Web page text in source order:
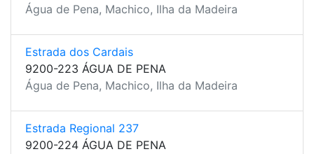
Água de Pena, Machico, Ilha da Madeira
Estrada dos Cardais
9200-223 ÁGUA DE PENA
Água de Pena, Machico, Ilha da Madeira
Estrada Regional 237
9200-224 ÁGUA DE PENA